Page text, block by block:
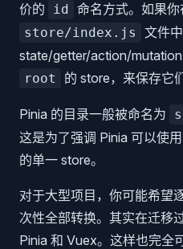
价的
id 命名方式。如果
store/index.js
文件
state/getter/action/
root 的 store，来保存它们
Pinia 的目录一般被命名为
这是为了强调 Pinia 可以使
的单一 store。
对于大型项目，你可能希望
次性全部转换。其实在迁移
Pinia 和 Vuex。这样也完全